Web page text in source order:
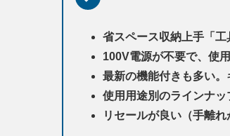
省スペース収納上手「工
100V電源が不要で、使
最新の機能付きも多い
使用用途別のラインナッ
リセールが良い（手離れ